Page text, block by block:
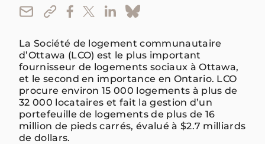
La Société de logement communautaire
d’Ottawa (LCO) est le plus important
fournisseur de logements sociaux à Ottawa,
et le second en importance en Ontario. LCO
procure environ 15 000 logements à plus de
32 000 locataires et fait la gestion d’un
portefeuille de logements de plus de 16
million de pieds carrés, évalué à $2.7 milliards
de dollars.